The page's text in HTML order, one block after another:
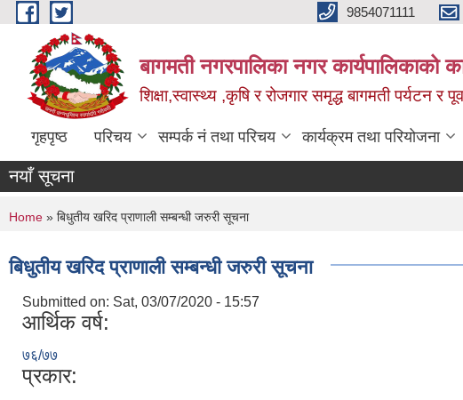
Skip to main content 9854071111
बागमती नगरपालिका नगर कार्यपालिकाको
शिक्षा,स्वास्थ्य ,कृषि र रोजगार समृद्ध बागमती पर्यटन र
गृहपृष्ठ परिचय सम्पर्क नं तथा परिचय कार्यक्रम तथा परियोजना
नयाँ सूचना
You are here
Home » बिधुतीय खरिद प्राणाली सम्बन्धी जरुरी सूचना
बिधुतीय खरिद प्राणाली सम्बन्धी जरुरी सूचना
Submitted on: Sat, 03/07/2020 - 15:57
आर्थिक वर्ष:
७६/७७
प्रकार: